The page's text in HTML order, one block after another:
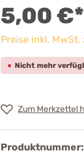
5,00 €*
Preise inkl.
Nicht mehr
Zum Merkzettel